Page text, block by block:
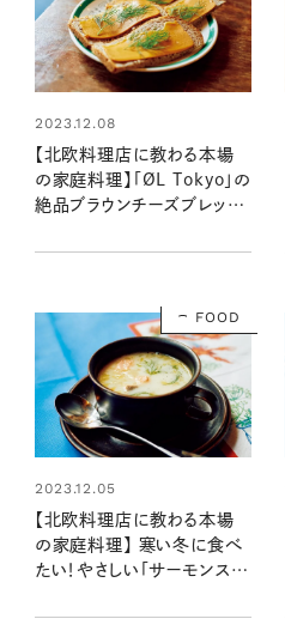
2023.12.08
【北欧料理店に教わる本場
の家庭料理】「ØL Tokyo」の
絶品ブラウンチーズブレッド
FOOD
2023.12.05
【北欧料理店に教わる本場
の家庭料理】 寒い冬に食べ
たい！やさしい「サーモンスー